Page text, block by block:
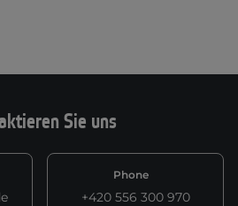
Sie uns
Phone
+420 556 300 970